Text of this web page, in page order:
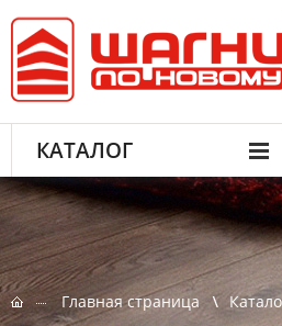
КАТАЛОГ
Главная страница